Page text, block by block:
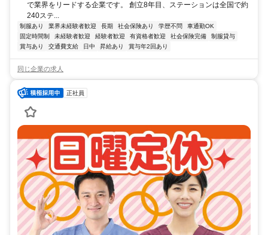
で業界をリードする企業です。 創立8年目、ステーションは全国で約
240ステ...
制服あり 業界未経験者歓迎 長期 社会保険あり 学歴不問
車通勤OK
固定時間制
未経験者歓迎 経験者歓迎 有資格者歓迎 社会保険完備
制服貸与
賞与あり
交通費支給 日中 昇給あり 賞与年2回あり
同じ企業の求人
正社員